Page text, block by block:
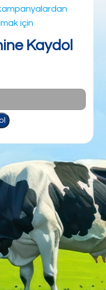
için
Kaydol